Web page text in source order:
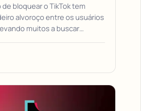
bloquear o TikTok tem
alvoroço entre os usuários
muitos a buscar…